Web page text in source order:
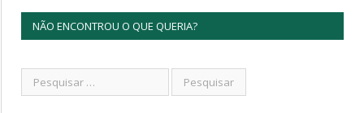
NÃO ENCONTROU O QUE QUERIA?